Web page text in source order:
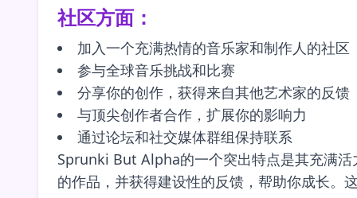
社区方面：
加入一个充满热情的音乐家和制作人的社区
参与全球音乐挑战和比赛
分享你的创作，获得来自其他艺术家的反馈
与顶尖创作者合作，扩展你的影响力
通过论坛和社交媒体群组保持联系
Sprunki But Alpha的一个突出特点是其充满
的作品，并获得建设性的反馈，帮助你成长。